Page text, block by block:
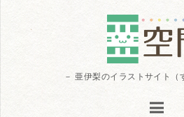
－ 亜伊梨のイラストサイト（